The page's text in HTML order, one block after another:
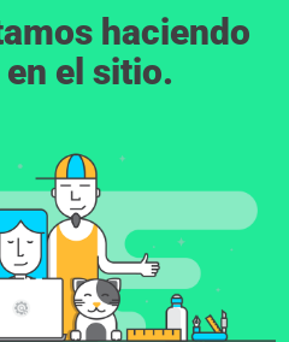
haciendo
el sitio.